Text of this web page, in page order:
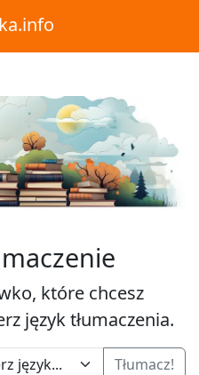
które chcesz
język tłumaczenia.
Tłumacz!